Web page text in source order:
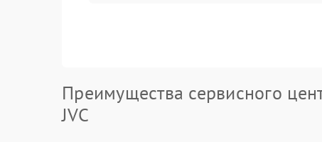
Преимущества сервисного
JVC